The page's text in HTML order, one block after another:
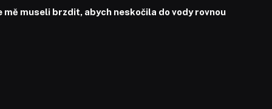
museli brzdit, abych neskočila do vody rovnou